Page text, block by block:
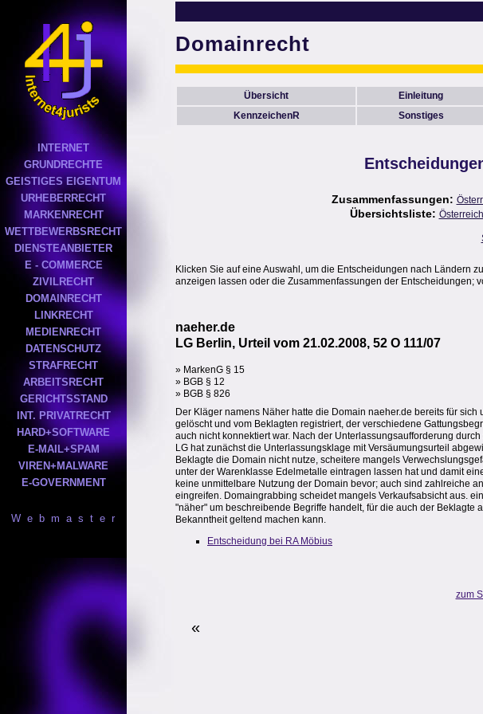
INTERNET
GRUNDRECHTE
GEISTIGES EIGENTUM
URHEBERRECHT
MARKENRECHT
WETTBEWERBSRECHT
DIENSTEANBIETER
E - COMMERCE
ZIVILRECHT
DOMAINRECHT
LINKRECHT
MEDIENRECHT
DATENSCHUTZ
STRAFRECHT
ARBEITSRECHT
GERICHTSSTAND
INT. PRIVATRECHT
HARD+SOFTWARE
E-MAIL+SPAM
VIREN+MALWARE
E-GOVERNMENT
W e b m a s t e r
Domainrecht
Übersicht Einleitung
KennzeichenR
Sonstiges
Zusammenfassungen:
Übersichtsliste: Österreich
Klicken Sie auf eine Auswahl, um die Entscheidungen nach Ländern
anzeigen lassen oder die Zusammenfassungen der Entscheidungen;
naeher.de
LG Berlin, Urteil vom 21.02.2008, 52 O 111/07
» MarkenG § 15
» BGB § 12
» BGB § 826
Der Kläger namens Näher hatte die Domain naeher.de bereits für
gelöscht und vom Beklagten registriert, der verschiedene
auch nicht konnektiert war. Nach der Unterlassungsaufforderung
LG hat zunächst die Unterlassungsklage mit Versäumungsurteil
Beklagte die Domain nicht nutze, scheitere mangels
unter der Warenklasse Edelmetalle eintragen lassen hat und damit
keine unmittelbare Nutzung der Domain bevor; auch sind zahlreiche
eingreifen. Domaingrabbing scheidet mangels Verkaufsabsicht aus.
"näher" um beschreibende Begriffe handelt, für die auch der
Bekanntheit geltend machen kann.
Entscheidung bei RA Möbius
zum
«